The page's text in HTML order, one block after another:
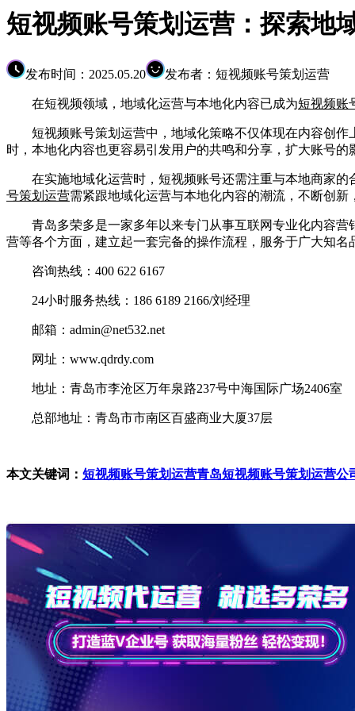
短视频账号策划运营：探索地
发布时间：2025.05.20 发布者：短视频账号策划运营
在短视频领域，地域化运营与本地化内容已成为短视频账
短视频账号策划运营中，地域化策略不仅体现在内容创作
时，本地化内容也更容易引发用户的共鸣和分享，扩大账号的
在实施地域化运营时，短视频账号还需注重与本地商家的
号策划运营需紧跟地域化运营与本地化内容的潮流，不断创
青岛多荣多是一家多年以来专门从事互联网专业化内容营
营等各个方面，建立起一套完备的操作流程，服务于广大知
咨询热线：400 622 6167
24小时服务热线：186 6189 2166/刘经理
邮箱：admin@net532.net
网址：www.qdrdy.com
地址：青岛市李沧区万年泉路237号中海国际广场2406室
总部地址：青岛市市南区百盛商业大厦37层
本文关键词： 短视频账号策划运营青岛短视频账号策划运营公